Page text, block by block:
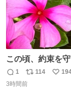
この頃、約束を
が出てきて仕事
ち切るのみ。 そ
返
信
1
リ
ポ
114
い
3時間前